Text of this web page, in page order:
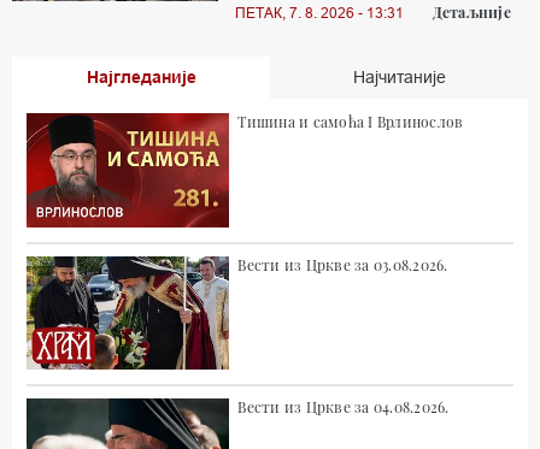
ПЕТАК, 7. 8. 2026 - 13:31 Детаљније
Најгледаније Најчитаније
Тишина и самоћа I Врлинослов
Вести из Цркве за 03.08.2026.
Вести из Цркве за 04.08.2026.